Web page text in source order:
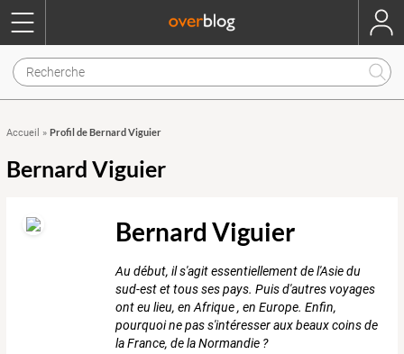
Accueil » Profil de Bernard Viguier
Bernard Viguier
Bernard Viguier
Au début, il s'agit essentiellement de l'Asie du
sud-est et tous ses pays. Puis d'autres voyages
ont eu lieu, en Afrique , en Europe. Enfin,
pourquoi ne pas s'intéresser aux beaux coins de
la France, de la Normandie ?